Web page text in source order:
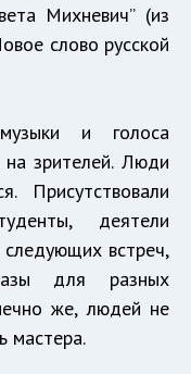
Михневич” (из
слово русской
и голоса
на зрителей. Люди
Присутствовали
деятели
следующих встреч,
для разных
же, людей не
мастера.